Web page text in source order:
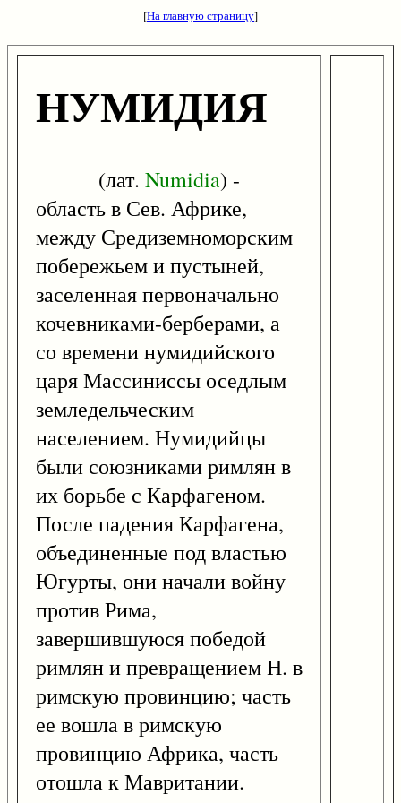
[На главную страницу]
НУМИДИЯ
(лат. Numidia) -
область в Сев. Африке,
между Средиземноморским
побережьем и пустыней,
заселенная первоначально
кочевниками-берберами, а
со времени нумидийского
царя Массиниссы оседлым
земледельческим
населением. Нумидийцы
были союзниками римлян в
их борьбе с Карфагеном.
После падения Карфагена,
объединенные под властью
Югурты, они начали войну
против Рима,
завершившуюся победой
римлян и превращением Н. в
римскую провинцию; часть
ее вошла в римскую
провинцию Африка, часть
отошла к Мавритании.